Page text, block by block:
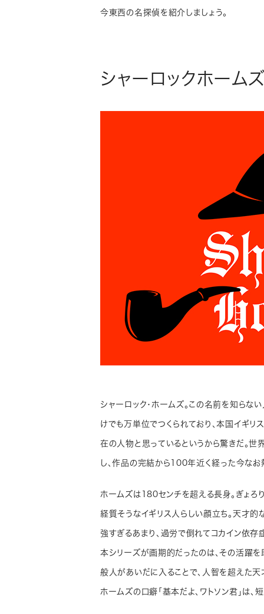
今東西の名探偵を紹介しましょう。
シャーロックホーム
シャーロック・ホームズ。この名前を知らな
けでも万単位でつくられており、本国イギリ
在の人物と思っているというから驚きだ。世
し、作品の完結から100年近く経った今なお
ホームズは180センチを超える長身。ぎょろ
経質そうなイギリス人らしい顔立ち。天才
強すぎるあまり、過労で倒れてコカイン依存
本シリーズが画期的だったのは、その活躍
般人があいだに入ることで、人智を超えた天
ホームズの口癖「基本だよ、ワトソン君」は、